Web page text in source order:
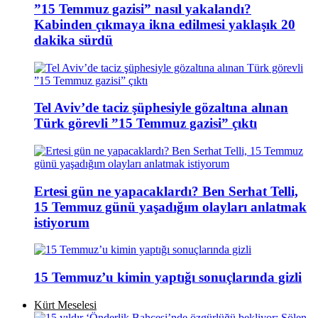
”15 Temmuz gazisi” nasıl yakalandı?
Kabinden çıkmaya ikna edilmesi yaklaşık 20
dakika sürdü
Tel Aviv’de taciz şüphesiyle gözaltına alınan
Türk görevli ”15 Temmuz gazisi” çıktı
Ertesi gün ne yapacaklardı? Ben Serhat Telli,
15 Temmuz günü yaşadığım olayları anlatmak
istiyorum
15 Temmuz’u kimin yaptığı sonuçlarında gizli
Kürt Meselesi